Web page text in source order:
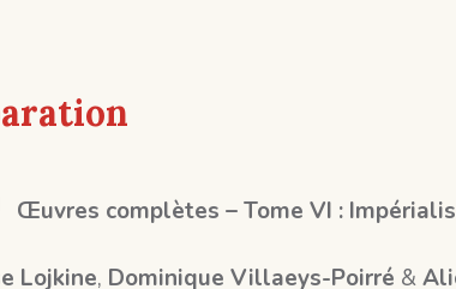
Œuvres complètes – Tome VI :
Lojkine, Dominique Villaeys-Poirré &